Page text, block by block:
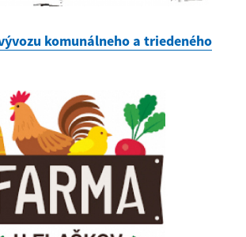
komunálneho a triedeného